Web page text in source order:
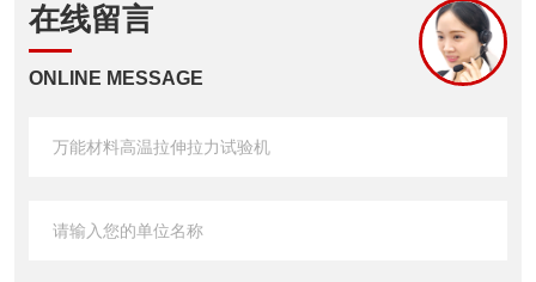
在线留言
ONLINE MESSAGE